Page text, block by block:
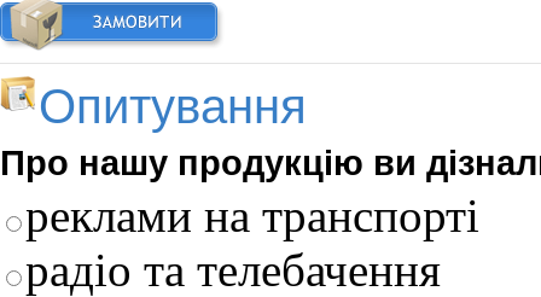
Опитування
Про нашу продукцiю ви
реклами на транспорті
радіо та телебачення